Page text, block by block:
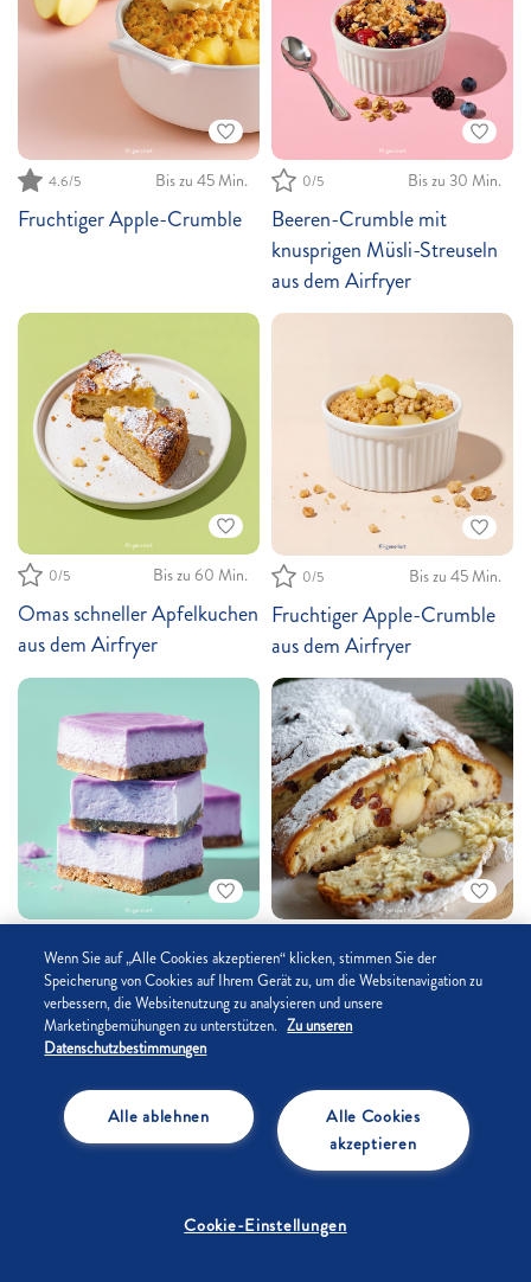
4.6/5 Bis zu 45 Min.
Fruchtiger Apple-Crumble
0/5 Bis zu 30 Min.
Beeren-Crumble mit
knusprigen Müsli-Streuseln
aus dem Airfryer
0/5 Bis zu 60 Min.
Omas schneller Apfelkuchen
aus dem Airfryer
0/5 Bis zu 45 Min.
Fruchtiger Apple-Crumble
aus dem Airfryer
Ube Cheesecake
Weihnachtsstollen nach
Hausfrauen Art
Wenn Sie auf „Alle Cookies akzeptieren“ klicken, stimmen Sie der
Speicherung von Cookies auf Ihrem Gerät zu, um die Websitenavigation zu
verbessern, die Websitenutzung zu analysieren und unsere
Marketingbemühungen zu unterstützen. Zu unseren
Datenschutzbestimmungen
Alle Cookies
akzeptieren
Alle ablehnen
Cookie-Einstellungen